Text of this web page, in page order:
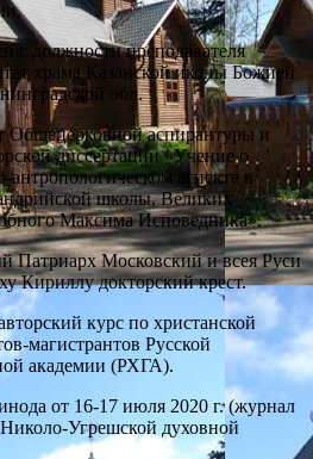
с должности преподавателя
храма Казанской иконы Божией
обл.
Общецерковной аспирантуры и
диссертации «Учение о
антропологическом аспекте в
школы, Великих
Максима Исповедника».
Патриарх Московский и всея Руси
Кириллу докторский крест.
курс по христанской
магистрантов Русской
академии (РХГА).
от 16-17 июля 2020 г. (журнал
Угрешской духовной